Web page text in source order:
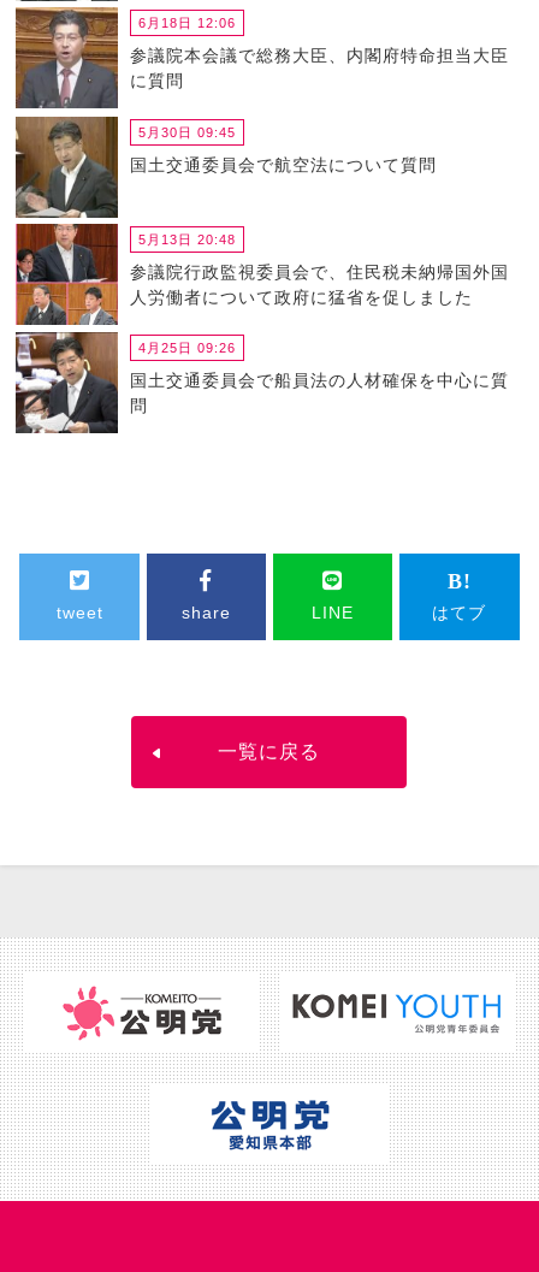
6月18日 12:06
参議院本会議で総務大臣、内閣府特命担当大臣
に質問
5月30日 09:45
国土交通委員会で航空法について質問
5月13日 20:48
参議院行政監視委員会で、住民税未納帰国外国
人労働者について政府に猛省を促しました
4月25日 09:26
国土交通委員会で船員法の人材確保を中心に質
問
tweet share LINE はてブ
一覧に戻る